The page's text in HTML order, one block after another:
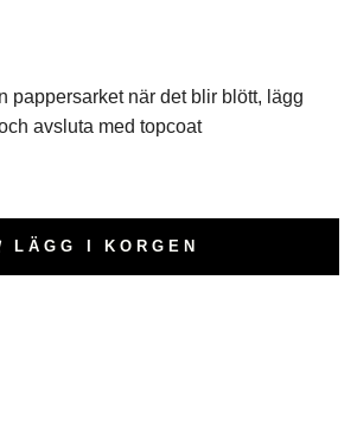
pappersarket när det blir blött, lägg
avsluta med topcoat
LÄGG I KORGEN